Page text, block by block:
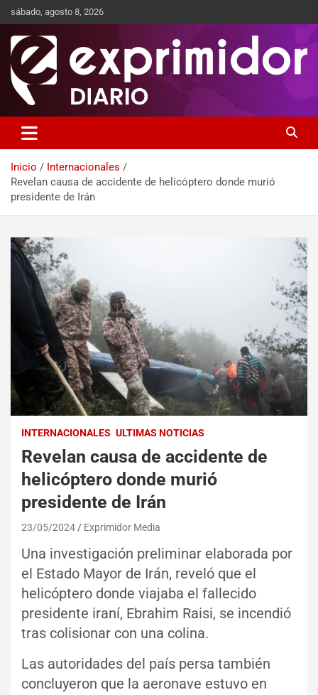
sábado, agosto 8, 2026
Exprimidor media
Inicio
Internacionales
Revelan causa de accidente de helicóptero donde murió
presidente de Irán
INTERNACIONALES ULTIMAS NOTICIAS
Revelan causa de accidente de
helicóptero donde murió
presidente de Irán
23/05/2024 Exprimidor Media
Una investigación preliminar elaborada por
el Estado Mayor de Irán, reveló que el
helicóptero donde viajaba el fallecido
presidente iraní, Ebrahim Raisi, se incendió
tras colisionar con una colina.
Las autoridades del país persa también
concluyeron que la aeronave estuvo en